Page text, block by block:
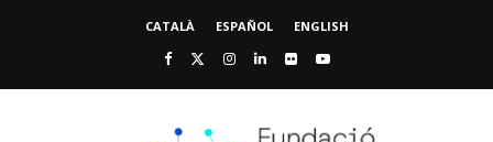
CATALÀ ESPAÑOL ENGLISH